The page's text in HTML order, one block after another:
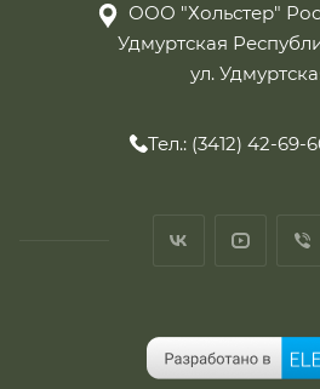
ООО "Хольстер"
Удмуртская
ул.
Тел.: (3412) 42-69-